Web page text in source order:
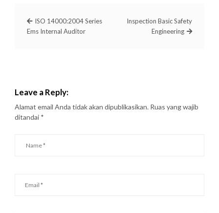
ISO 14000:2004 Series
Ems Internal Auditor
Inspection Basic Safety
Engineering
Leave a Reply:
Alamat email Anda tidak akan dipublikasikan. Ruas yang wajib
ditandai *